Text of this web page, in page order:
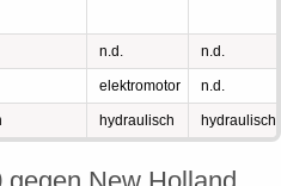
n.d. n.d.
elektromotor n.d.
hydraulisch hydraulisch